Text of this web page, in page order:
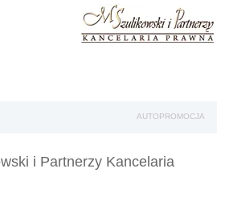
AUTOPROMOCJA
i Partnerzy Kancelaria